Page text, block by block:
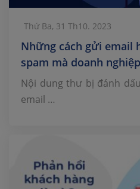
Thứ Ba, 31 Th10. 2023
Những cách gửi email
spam mà doanh
Nội dung thư bị đánh
email …